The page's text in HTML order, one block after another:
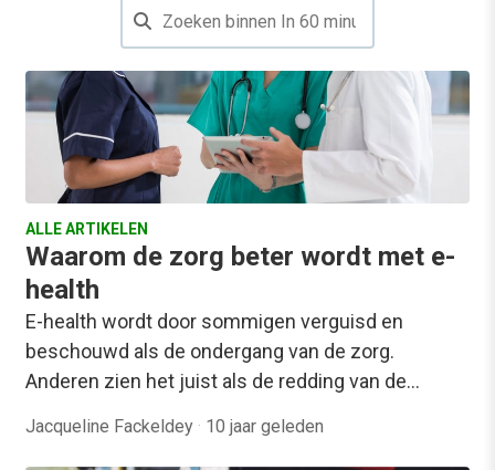
ALLE ARTIKELEN
Waarom de zorg beter wordt met e-
health
E-health wordt door sommigen verguisd en
beschouwd als de ondergang van de zorg.
Anderen zien het juist als de redding van de…
Jacqueline Fackeldey · 10 jaar geleden